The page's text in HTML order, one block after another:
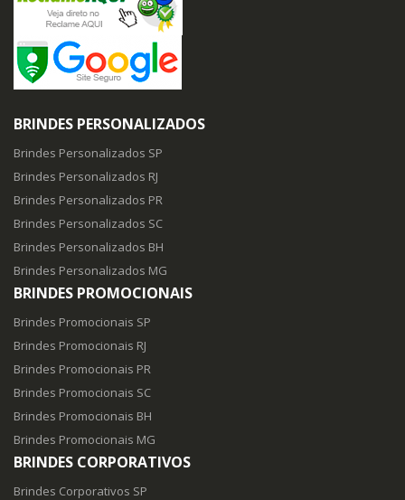
BRINDES PERSONALIZADOS
Brindes Personalizados SP
Brindes Personalizados RJ
Brindes Personalizados PR
Brindes Personalizados SC
Brindes Personalizados BH
Brindes Personalizados MG
BRINDES PROMOCIONAIS
Brindes Promocionais SP
Brindes Promocionais RJ
Brindes Promocionais PR
Brindes Promocionais SC
Brindes Promocionais BH
Brindes Promocionais MG
BRINDES CORPORATIVOS
Brindes Corporativos SP